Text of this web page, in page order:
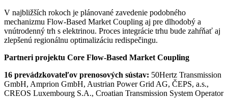
V najbližších rokoch je plánované zavedenie podobného
mechanizmu Flow-Based Market Coupling aj pre dlhodobý a
vnútrodenný trh s elektrinou. Proces integrácie trhu bude zahŕňať aj
zlepšenú regionálnu optimalizáciu redispečingu.
Partneri projektu Core Flow-Based Market Coupling
16 prevádzkovateľov prenosových sústav: 50Hertz Transmission
GmbH, Amprion GmbH, Austrian Power Grid AG, ČEPS, a.s.,
CREOS Luxembourg S.A., Croatian Transmission System Operator